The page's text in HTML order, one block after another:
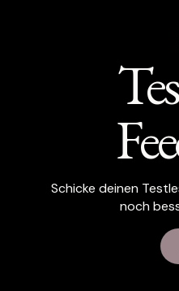
Schicke deinen
noch